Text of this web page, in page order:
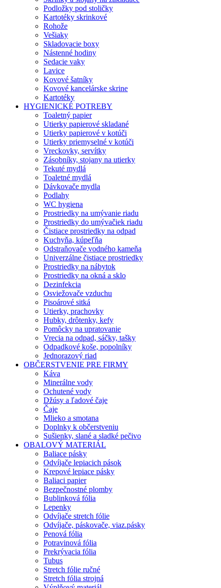
Podložky pod stoličky
Kartotéky skrinkové
Rohože
Vešiaky
Skladovacie boxy
Nástenné hodiny
Sedacie vaky
Lavice
Kovové šatníky
Kovové kancelárske skrine
Kartotéky
HYGIENICKÉ POTREBY
Toaletný papier
Utierky papierové skladané
Utierky papierové v kotúči
Utierky priemyselné v kotúči
Vreckovky, servítky
Zásobníky, stojany na utierky
Tekuté mydlá
Toaletné mydlá
Dávkovače mydla
Podlahy
WC hygiena
Prostriedky na umývanie riadu
Prostriedky do umývačiek riadu
Čistiace prostriedky na odpad
Kuchyňa, kúpeľňa
Odstraňovače vodného kameňa
Univerzálne čistiace prostriedky
Prostriedky na nábytok
Prostriedky na okná a sklo
Dezinfekcia
Osviežovače vzduchu
Pisoárové sitká
Utierky, prachovky
Hubky, drôtenky, kefy
Pomôcky na upratovanie
Vrecia na odpad, sáčky, tašky
Odpadkové koše, popolníky
Jednorazový riad
OBČERSTVENIE PRE FIRMY
Káva
Minerálne vody
Ochutené vody
Džúsy a ľadové čaje
Čaje
Mlieko a smotana
Doplnky k občerstveniu
Sušienky, slané a sladké pečivo
OBALOVÝ MATERIÁL
Baliace pásky
Odvíjače lepiacich pások
Krepové lepiace pásky
Baliaci papier
Bezpečnostné plomby
Bublinková fólia
Lepenky
Odvíjače stretch fólie
Odvíjače, páskovače, viaz.pásky
Penová fólia
Potravinová fólia
Prekrývacia fólia
Tubus
Stretch fólie ručné
Stretch fólia strojná